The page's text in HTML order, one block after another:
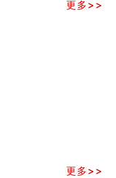
更多>>
更多>>